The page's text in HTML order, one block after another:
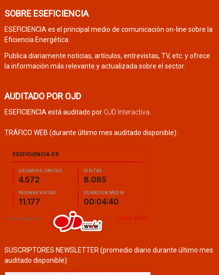
SOBRE ESEFICIENCIA
ESEFICIENCIA es el principal medio de comunicación on-line sobre la
Eficiencia Energética.
Publica diariamente noticias, artículos, entrevistas, TV, etc. y ofrece
la información más relevante y actualizada sobre el sector.
AUDITADO POR OJD
ESEFICIENCIA está auditado por OJD Interactiva
TRÁFICO WEB (durante último mes auditado disponible):
SUSCRIPTORES NEWSLETTER (promedio diario durante último mes
auditado disponible):